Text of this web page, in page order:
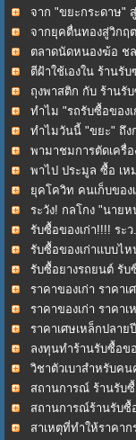
จาก "ขยะกระดาษ"
จากยุคตื่นทองสู่วิกฤ
ตลาดนัดหนองฆ้อ ช
ตีฝ้าใช้เองใน ร้านรับ
ถุงพาสติก กับ ร้านรั
ทำไม "รถรับซื้อของเ
ทำไมวันนี้ "ขยะ" ถึง
พามาชมการตัดเครื่อ
พาไป ประมูล ซื้อ เห
ยุคโควิท คนเก็บของ
ระวัง! กลโกง "นาย
รับซื้อของเก่า!!!! ระว
รับซื้อของเก่าแบบไ
รับซื้อยางรถยนต์ รับ
ราคาของเก่า ราคาเ
ราคาของเก่า ราคาเ
ราคาเศษเหล็กปลาย
ลงทุนทำร้านรับซื้อขอ
วิชาตัวเบาสำหรับคน
สถานการณ์ ร้านรับ
สถานการณ์ร้านรับซื้
สาเหตุที่ทำให้ราคาก